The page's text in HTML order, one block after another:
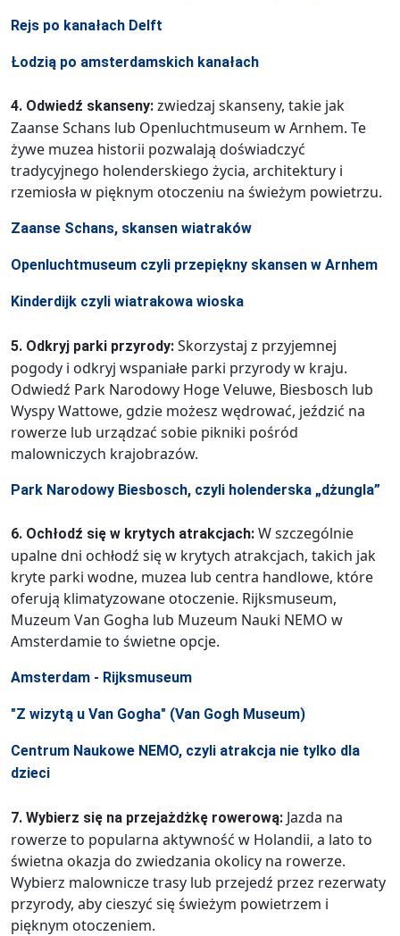
Rejs po kanałach Delft
Łodzią po amsterdamskich kanałach
4. Odwiedź skanseny: zwiedzaj skanseny, takie jak
Zaanse Schans lub Openluchtmuseum w Arnhem. Te
żywe muzea historii pozwalają doświadczyć
tradycyjnego holenderskiego życia, architektury i
rzemiosła w pięknym otoczeniu na świeżym powietrzu.
Zaanse Schans, skansen wiatraków
Openluchtmuseum czyli przepiękny skansen w Arnhem
Kinderdijk czyli wiatrakowa wioska
5. Odkryj parki przyrody: Skorzystaj z przyjemnej
pogody i odkryj wspaniałe parki przyrody w kraju.
Odwiedź Park Narodowy Hoge Veluwe, Biesbosch lub
Wyspy Wattowe, gdzie możesz wędrować, jeździć na
rowerze lub urządzać sobie pikniki pośród
malowniczych krajobrazów.
Park Narodowy Biesbosch, czyli holenderska „dżungla”
6. Ochłodź się w krytych atrakcjach: W szczególnie
upalne dni ochłodź się w krytych atrakcjach, takich jak
kryte parki wodne, muzea lub centra handlowe, które
oferują klimatyzowane otoczenie. Rijksmuseum,
Muzeum Van Gogha lub Muzeum Nauki NEMO w
Amsterdamie to świetne opcje.
Amsterdam - Rijksmuseum
"Z wizytą u Van Gogha" (Van Gogh Museum)
Centrum Naukowe NEMO, czyli atrakcja nie tylko dla
dzieci
7. Wybierz się na przejażdżkę rowerową: Jazda na
rowerze to popularna aktywność w Holandii, a lato to
świetna okazja do zwiedzania okolicy na rowerze.
Wybierz malownicze trasy lub przejedź przez rezerwaty
przyrody, aby cieszyć się świeżym powietrzem i
pięknym otoczeniem.